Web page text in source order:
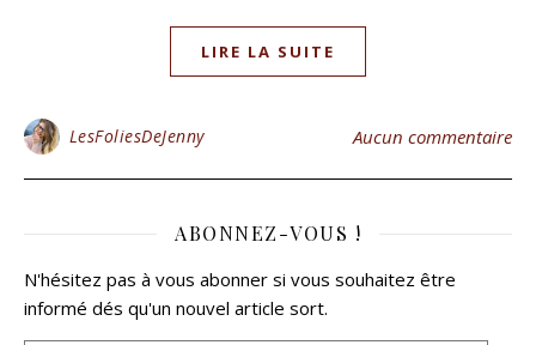
LIRE LA SUITE
LesFoliesDeJenny Aucun commentaire
ABONNEZ-VOUS !
N'hésitez pas à vous abonner si vous souhaitez être
informé dés qu'un nouvel article sort.